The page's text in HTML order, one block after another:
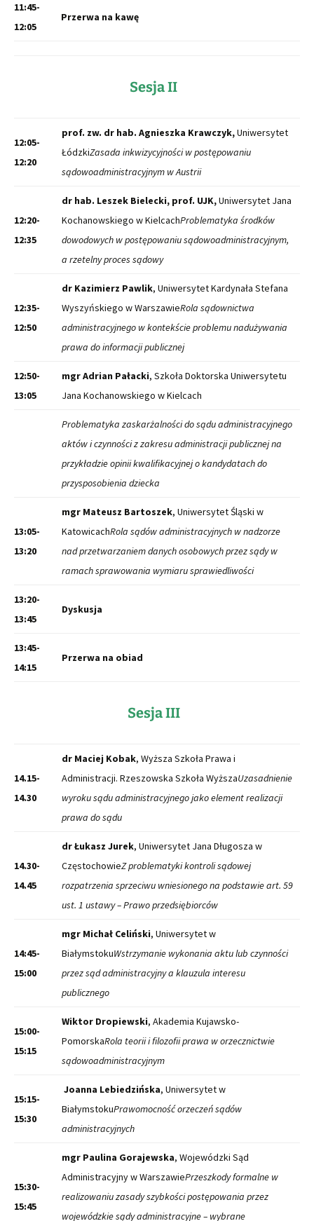
11:45-
12:05
Przerwa na kawę
Sesja II
12:05-
12:20
prof. zw. dr hab. Agnieszka Krawczyk,Uniwersytet
ŁódzkiZasada inkwizycyjności w postępowaniu
sądowoadministracyjnym w Austrii
12:20-
12:35
dr hab. Leszek Bielecki, prof. UJK,Uniwersytet Jana
Kochanowskiego w KielcachProblematyka środków
dowodowych w postępowaniu sądowoadministracyjnym,
a rzetelny proces sądowy
12:35-
12:50
dr Kazimierz Pawlik, Uniwersytet Kardynała Stefana
Wyszyńskiego w WarszawieRola sądownictwa
administracyjnego w kontekście problemu nadużywania
prawa do informacji publicznej
12:50-
13:05
mgr Adrian Pałacki, Szkoła Doktorska Uniwersytetu
Jana Kochanowskiego w Kielcach
Problematyka zaskarżalności do sądu administracyjnego
aktów i czynności z zakresu administracji publicznej na
przykładzie opinii kwalifikacyjnej o kandydatach do
przysposobienia dziecka
13:05-
13:20
mgr Mateusz Bartoszek, Uniwersytet Śląski w
KatowicachRola sądów administracyjnych w nadzorze
nad przetwarzaniem danych osobowych przez sądy w
ramach sprawowania wymiaru sprawiedliwości
13:20-
13:45
Dyskusja
13:45-
14:15
Przerwa na obiad
Sesja III
14.15-
14.30
dr Maciej Kobak, Wyższa Szkoła Prawa i
Administracji. Rzeszowska Szkoła WyższaUzasadnienie
wyroku sądu administracyjnego jako element realizacji
prawa do sądu
14.30-
14.45
dr Łukasz Jurek, Uniwersytet Jana Długosza w
CzęstochowieZ problematyki kontroli sądowej
rozpatrzenia sprzeciwu wniesionego na podstawie art. 59
ust. 1 ustawy – Prawo przedsiębiorców
14:45-
15:00
mgr Michał Celiński, Uniwersytet w
BiałymstokuWstrzymanie wykonania aktu lub czynności
przez sąd administracyjny a klauzula interesu
publicznego
15:00-
15:15
Wiktor Dropiewski, Akademia Kujawsko-
PomorskaRola teorii i filozofii prawa w orzecznictwie
sądowoadministracyjnym
15:15-
15:30
Joanna Lebiedzińska, Uniwersytet w
BiałymstokuPrawomocność orzeczeń sądów
administracyjnych
15:30-
15:45
mgr Paulina Gorajewska, Wojewódzki Sąd
Administracyjny w WarszawiePrzeszkody formalne w
realizowaniu zasady szybkości postępowania przez
wojewódzkie sądy administracyjne – wybrane